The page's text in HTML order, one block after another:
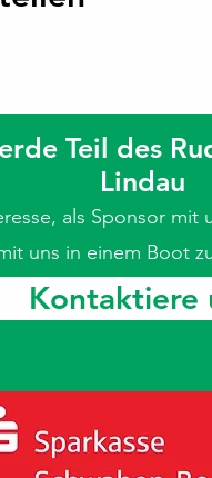
Teil des
Lindau
als Sponsor mit
uns in einem Boot
Kontaktiere